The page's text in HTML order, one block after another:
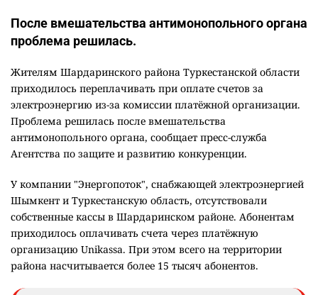
После вмешательства антимонопольного органа
проблема решилась.
Жителям Шардаринского района Туркестанской области
приходилось переплачивать при оплате счетов за
электроэнергию из-за комиссии платёжной организации.
Проблема решилась после вмешательства
антимонопольного органа, сообщает пресс-служба
Агентства по защите и развитию конкуренции.
У компании "Энергопоток", снабжающей электроэнергией
Шымкент и Туркестанскую область, отсутствовали
собственные кассы в Шардаринском районе. Абонентам
приходилось оплачивать счета через платёжную
организацию Unikassa. При этом всего на территории
района насчитывается более 15 тысяч абонентов.